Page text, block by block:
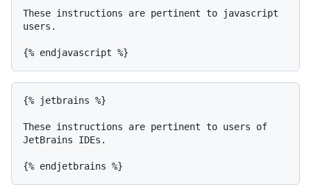
These instructions are pertinent to javascript
users.
{% jetbrains %}
These instructions are pertinent to users of
JetBrains IDEs.